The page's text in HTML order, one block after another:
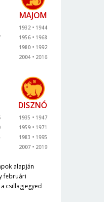
MAJOM
1932
1944
1956
1968
1980
1992
2004
2016
DISZNÓ
1935
1947
1959
1971
1983
1995
2007
2019
alapján
februári
csillagjegyed